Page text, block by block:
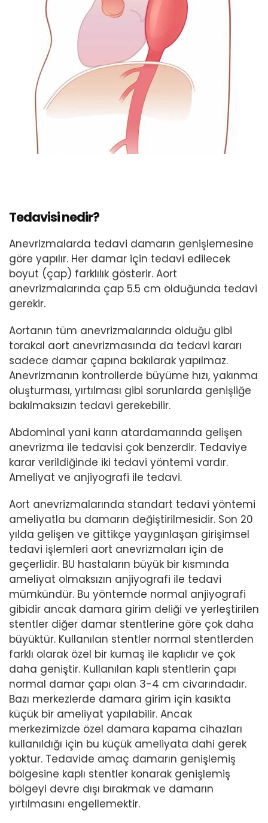
Tedavisi nedir?
Anevrizmalarda tedavi damarın genişlemesine
göre yapılır. Her damar için tedavi edilecek
boyut (çap) farklılık gösterir. Aort
anevrizmalarında çap 5.5 cm olduğunda tedavi
gerekir.
Aortanın tüm anevrizmalarında olduğu gibi
torakal aort anevrizmasında da tedavi kararı
sadece damar çapına bakılarak yapılmaz.
Anevrizmanın kontrollerde büyüme hızı, yakınma
oluşturması, yırtılması gibi sorunlarda genişliğe
bakılmaksızın tedavi gerekebilir.
Abdominal yani karın atardamarında gelişen
anevrizma ile tedavisi çok benzerdir. Tedaviye
karar verildiğinde iki tedavi yöntemi vardır.
Ameliyat ve anjiyografi ile tedavi.
Aort anevrizmalarında standart tedavi yöntemi
ameliyatla bu damarın değiştirilmesidir. Son 20
yılda gelişen ve gittikçe yaygınlaşan girişimsel
tedavi işlemleri aort anevrizmaları için de
geçerlidir. BU hastaların büyük bir kısmında
ameliyat olmaksızın anjiyografi ile tedavi
mümkündür. Bu yöntemde normal anjiyografi
gibidir ancak damara girim deliği ve yerleştirilen
stentler diğer damar stentlerine göre çok daha
büyüktür. Kullanılan stentler normal stentlerden
farklı olarak özel bir kumaş ile kaplıdır ve çok
daha geniştir. Kullanılan kaplı stentlerin çapı
normal damar çapı olan 3-4 cm civarındadır.
Bazı merkezlerde damara girim için kasıkta
küçük bir ameliyat yapılabilir. Ancak
merkezimizde özel damara kapama cihazları
kullanıldığı için bu küçük ameliyata dahi gerek
yoktur. Tedavide amaç damarın genişlemiş
bölgesine kaplı stentler konarak genişlemiş
bölgeyi devre dışı bırakmak ve damarın
yırtılmasını engellemektir.